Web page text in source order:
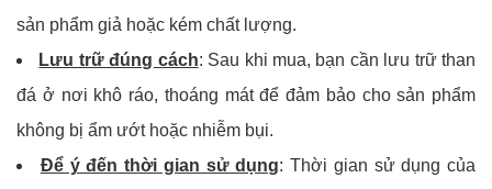
sản phẩm giả hoặc kém chất lượng.
Lưu trữ đúng cách: Sau khi mua, bạn cần lưu trữ than
đá ở nơi khô ráo, thoáng mát để đảm bảo cho sản phẩm
không bị ẩm ướt hoặc nhiễm bụi.
Để ý đến thời gian sử dụng: Thời gian sử dụng của